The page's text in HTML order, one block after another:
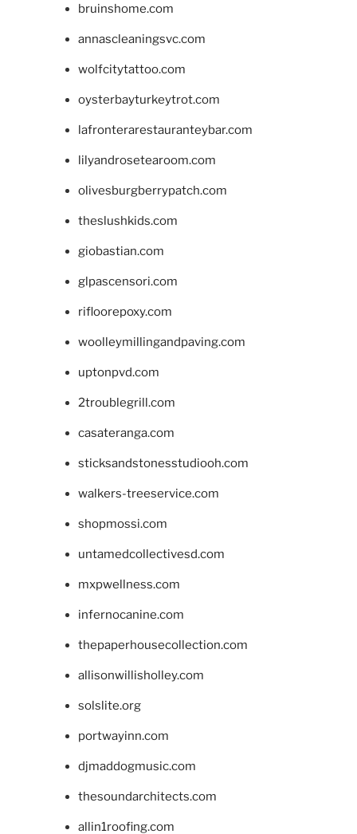
bruinshome.com
annascleaningsvc.com
wolfcitytattoo.com
oysterbayturkeytrot.com
lafronterarestauranteybar.com
lilyandrosetearoom.com
olivesburgberrypatch.com
theslushkids.com
giobastian.com
glpascensori.com
rifloorepoxy.com
woolleymillingandpaving.com
uptonpvd.com
2troublegrill.com
casateranga.com
sticksandstonesstudiooh.com
walkers-treeservice.com
shopmossi.com
untamedcollectivesd.com
mxpwellness.com
infernocanine.com
thepaperhousecollection.com
allisonwillisholley.com
solslite.org
portwayinn.com
djmaddogmusic.com
thesoundarchitects.com
allin1roofing.com